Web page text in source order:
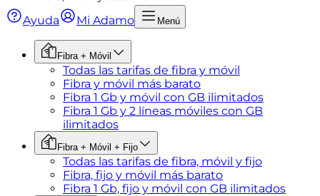
Ayuda Mi Adamo Menú
Fibra + Móvil
Todas las tarifas de fibra y móvil
Fibra y móvil más barato
Fibra 1 Gb y móvil con GB ilimitados
Fibra 1 Gb y 2 líneas móviles con GB
ilimitados
Fibra + Móvil + Fijo
Todas las tarifas de fibra, móvil y fijo
Fibra, fijo y móvil más barato
Fibra 1 Gb, fijo y móvil con GB ilimitados